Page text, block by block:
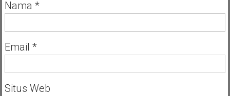
Nama *
Email *
Situs Web